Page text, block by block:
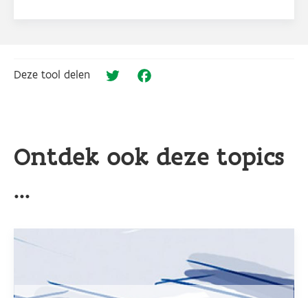
Deze tool delen Twitter
Ontdek ook deze topics
...